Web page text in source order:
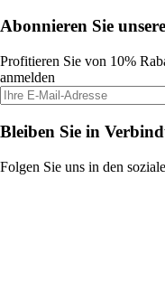
Abonnieren Sie
Profitieren Sie von 10%
anmelden
Bleiben Sie in
Folgen Sie uns in den